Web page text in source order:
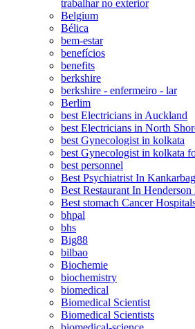
trabalhar no exterior
Belgium
Bélica
bem-estar
benefícios
benefits
berkshire
berkshire - enfermeiro - lar
Berlim
best Electricians in Auckland
best Electricians in North
best Gynecologist in kolkata
best Gynecologist in kolkata
best personnel
Best Psychiatrist In
Best Restaurant In
Best stomach Cancer
bhpal
bhs
Big88
bilbao
Biochemie
biochemistry
biomedical
Biomedical Scientist
Biomedical Scientists